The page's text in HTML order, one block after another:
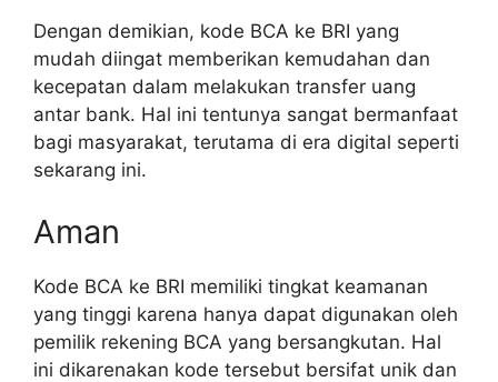
Dengan demikian, kode BCA ke BRI yang
mudah diingat memberikan kemudahan dan
kecepatan dalam melakukan transfer uang
antar bank. Hal ini tentunya sangat bermanfaat
bagi masyarakat, terutama di era digital seperti
sekarang ini.
Aman
Kode BCA ke BRI memiliki tingkat keamanan
yang tinggi karena hanya dapat digunakan oleh
pemilik rekening BCA yang bersangkutan. Hal
ini dikarenakan kode tersebut bersifat unik dan